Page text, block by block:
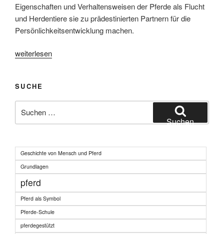
Eigenschaften und Verhaltensweisen der Pferde als Flucht
und Herdentiere sie zu prädestinierten Partnern für die
Persönlichkeitsentwicklung machen.
„Pferdegestütztes
weiterlesen
SUCHE
nach:
Suchen
Geschichte von Mensch und Pferd
Grundlagen
pferd
Pferd als Symbol
Pferde-Schule
pferdegestützt